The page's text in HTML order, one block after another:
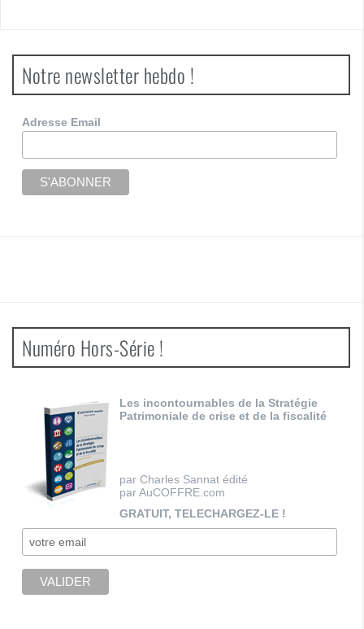
Notre newsletter hebdo !
Adresse Email
Numéro Hors-Série !
Les incontournables de la Stratégie
Patrimoniale de crise et de la fiscalité
par Charles Sannat édité
par AuCOFFRE.com
GRATUIT, TELECHARGEZ-LE !